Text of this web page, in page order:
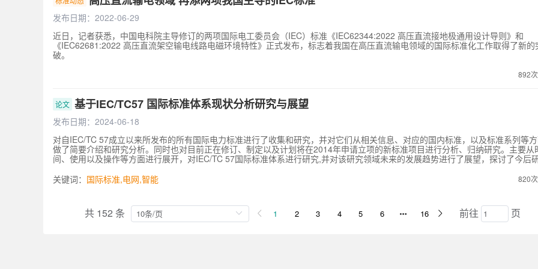
发布日期：2022-06-29
近日，记者获悉，中国电科院主导修订的两项国际电工委员会（IEC）标准《IEC62344:2022 高压直流接地极通用设计导则》和
《IEC62681:2022 高压直流架空输电线路电磁环境特性》正式发布，标志着我国在高压直流输电领域的国际标准化工作取得了新的
破。
892
论文 基于IEC/TC57 国际标准体系现状分析研究与展望
发布日期：2024-06-18
对自IEC/TC 57成立以来所发布的所有国际电力标准进行了收集和研究，并对它们从相关信息、对应的国内标准，以及标准系列等
做了简要介绍和研究分析。同时也对目前正在修订、制定以及计划将在2014年申请立项的新标准项目进行分析、归纳研究。主要从
间、使用以及操作等方面进行展开，对IEC/TC 57国际标准体系进行研究,并对该研究领域未来的发展趋势进行了展望，探讨了今后
关键词： 国际标准,电网,智能 820
共 152 条 1 2 3 4 5 6 16 前往 页